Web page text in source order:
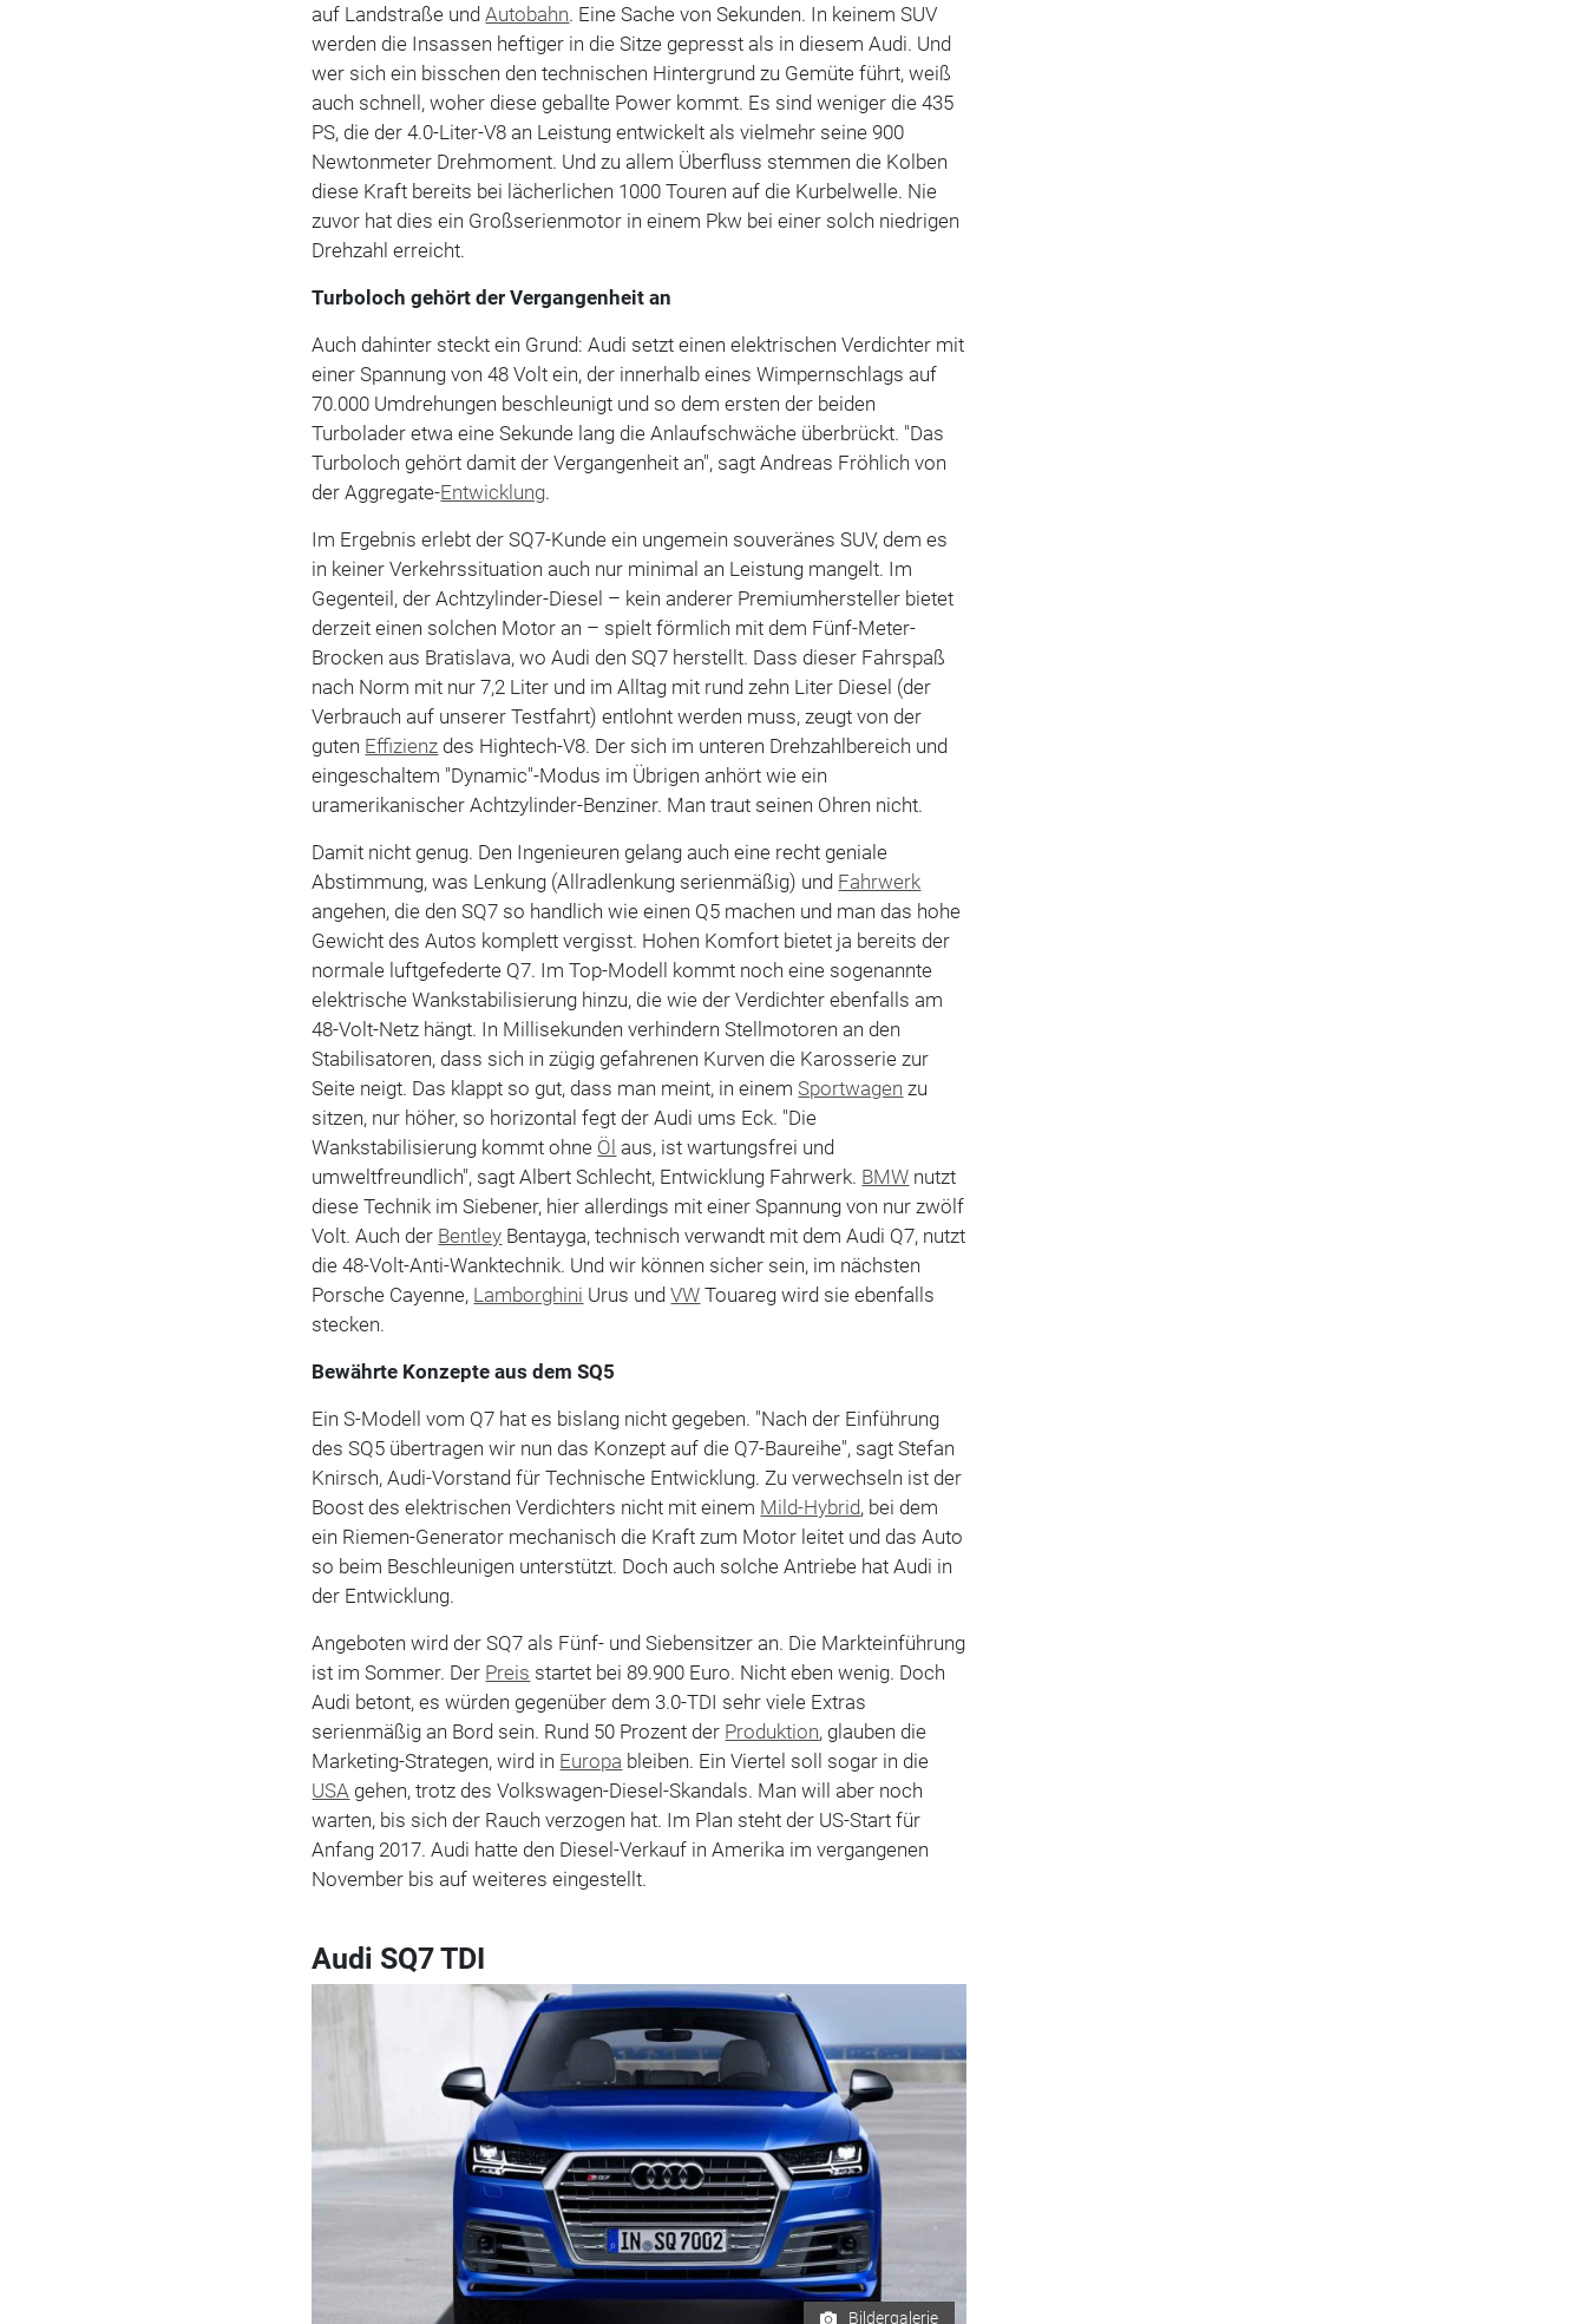
auf Landstraße undAutobahn. Eine Sache von Sekunden. In keinem SUV
werden die Insassen heftiger in die Sitze gepresst als in diesem Audi. Und
wer sich ein bisschen den technischen Hintergrund zu Gemüte führt, weiß
auch schnell, woher diese geballte Power kommt. Es sind weniger die 435
PS, die der 4.0-Liter-V8 an Leistung entwickelt als vielmehr seine 900
Newtonmeter Drehmoment. Und zu allem Überfluss stemmen die Kolben
diese Kraft bereits bei lächerlichen 1000 Touren auf die Kurbelwelle. Nie
zuvor hat dies ein Großserienmotor in einem Pkw bei einer solch niedrigen
Drehzahl erreicht.
Turboloch gehört der Vergangenheit an
Auch dahinter steckt ein Grund: Audi setzt einen elektrischen Verdichter mit
einer Spannung von 48 Volt ein, der innerhalb eines Wimpernschlags auf
70.000 Umdrehungen beschleunigt und so dem ersten der beiden
Turbolader etwa eine Sekunde lang die Anlaufschwäche überbrückt. "Das
Turboloch gehört damit der Vergangenheit an", sagt Andreas Fröhlich von
der Aggregate-Entwicklung.
Im Ergebnis erlebt der SQ7-Kunde ein ungemein souveränes SUV, dem es
in keiner Verkehrssituation auch nur minimal an Leistung mangelt. Im
Gegenteil, der Achtzylinder-Diesel – kein anderer Premiumhersteller bietet
derzeit einen solchen Motor an – spielt förmlich mit dem Fünf-Meter-
Brocken aus Bratislava, wo Audi den SQ7 herstellt. Dass dieser Fahrspaß
nach Norm mit nur 7,2 Liter und im Alltag mit rund zehn Liter Diesel (der
Verbrauch auf unserer Testfahrt) entlohnt werden muss, zeugt von der
guten Effizienz des Hightech-V8. Der sich im unteren Drehzahlbereich und
eingeschaltem "Dynamic"-Modus im Übrigen anhört wie ein
uramerikanischer Achtzylinder-Benziner. Man traut seinen Ohren nicht.
Damit nicht genug. Den Ingenieuren gelang auch eine recht geniale
Abstimmung, was Lenkung (Allradlenkung serienmäßig) und Fahrwerk
angehen, die den SQ7 so handlich wie einen Q5 machen und man das hohe
Gewicht des Autos komplett vergisst. Hohen Komfort bietet ja bereits der
normale luftgefederte Q7. Im Top-Modell kommt noch eine sogenannte
elektrische Wankstabilisierung hinzu, die wie der Verdichter ebenfalls am
48-Volt-Netz hängt. In Millisekunden verhindern Stellmotoren an den
Stabilisatoren, dass sich in zügig gefahrenen Kurven die Karosserie zur
Seite neigt. Das klappt so gut, dass man meint, in einem Sportwagen zu
sitzen, nur höher, so horizontal fegt der Audi ums Eck. "Die
Wankstabilisierung kommt ohne Öl aus, ist wartungsfrei und
umweltfreundlich", sagt Albert Schlecht, Entwicklung Fahrwerk. BMW nutzt
diese Technik im Siebener, hier allerdings mit einer Spannung von nur zwölf
Volt. Auch der Bentley Bentayga, technisch verwandt mit dem Audi Q7, nutzt
die 48-Volt-Anti-Wanktechnik. Und wir können sicher sein, im nächsten
Porsche Cayenne, Lamborghini Urus undVW Touareg wird sie ebenfalls
stecken.
Bewährte Konzepte aus dem SQ5
Ein S-Modell vom Q7 hat es bislang nicht gegeben. "Nach der Einführung
des SQ5 übertragen wir nun das Konzept auf die Q7-Baureihe", sagt Stefan
Knirsch, Audi-Vorstand für Technische Entwicklung. Zu verwechseln ist der
Boost des elektrischen Verdichters nicht mit einem Mild-Hybrid, bei dem
ein Riemen-Generator mechanisch die Kraft zum Motor leitet und das Auto
so beim Beschleunigen unterstützt. Doch auch solche Antriebe hat Audi in
der Entwicklung.
Angeboten wird der SQ7 als Fünf- und Siebensitzer an. Die Markteinführung
ist im Sommer. Der Preis startet bei 89.900 Euro. Nicht eben wenig. Doch
Audi betont, es würden gegenüber dem 3.0-TDI sehr viele Extras
serienmäßig an Bord sein. Rund 50 Prozent der Produktion, glauben die
Marketing-Strategen, wird in Europa bleiben. Ein Viertel soll sogar in die
USA gehen, trotz des Volkswagen-Diesel-Skandals. Man will aber noch
warten, bis sich der Rauch verzogen hat. Im Plan steht der US-Start für
Anfang 2017. Audi hatte den Diesel-Verkauf in Amerika im vergangenen
November bis auf weiteres eingestellt.
Audi SQ7 TDI
Bildergalerie